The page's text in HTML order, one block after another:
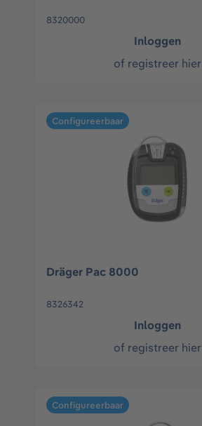
8320000
Inloggen
of registreer hier
Configureerbaar
Dräger Pac 8000
8326342
Inloggen
of registreer hier
Configureerbaar